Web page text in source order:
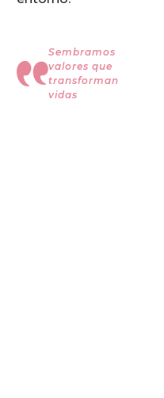
Sembramos
valores que
transforman
vidas